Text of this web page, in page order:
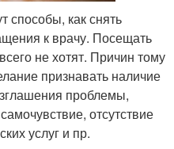
способы, как снять
к врачу. Посещать
не хотят. Причин тому
признавать наличие
проблемы,
отсутствие
услуг и пр.